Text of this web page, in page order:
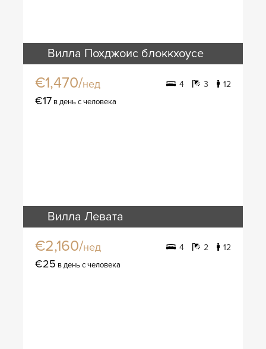
Вилла Похджоис блоккхоусе
€1,470/нед 4 3 12
€17 в день с человека
Вилла Левата
€2,160/нед 4 2 12
€25 в день с человека